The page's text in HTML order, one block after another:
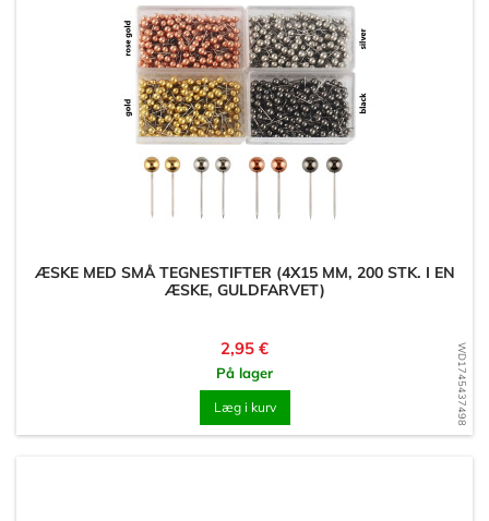
WD1745437498
ÆSKE MED SMÅ TEGNESTIFTER (4X15 MM, 200 STK. I EN
ÆSKE, GULDFARVET)
Pris
2,95 €
På lager
Læg i kurv